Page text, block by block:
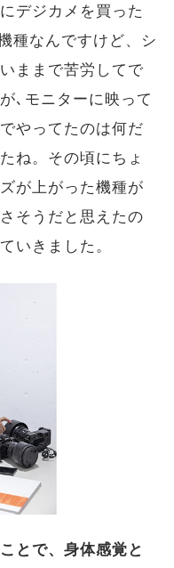
デジカメを買った
種なんですけど、シ
ままで苦労してで
､モニターに映って
やってたのは何だ
ね。その頃にちょ
が上がった機種が
そうだと思えたの
いきました。
とで、身体感覚と